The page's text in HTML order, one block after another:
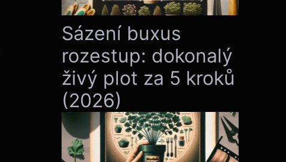
Sázení buxus
rozestup: dokonalý
živý plot za 5 kroků
(2026)